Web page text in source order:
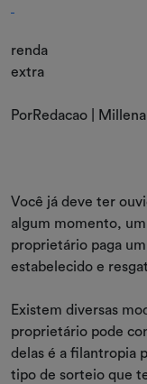
renda
extra
PorRedacao |
Você já deve ter
algum momento,
proprietário paga
estabelecido e
Existem diversas
proprietário pode
delas é a filantropia
tipo de sorteio que